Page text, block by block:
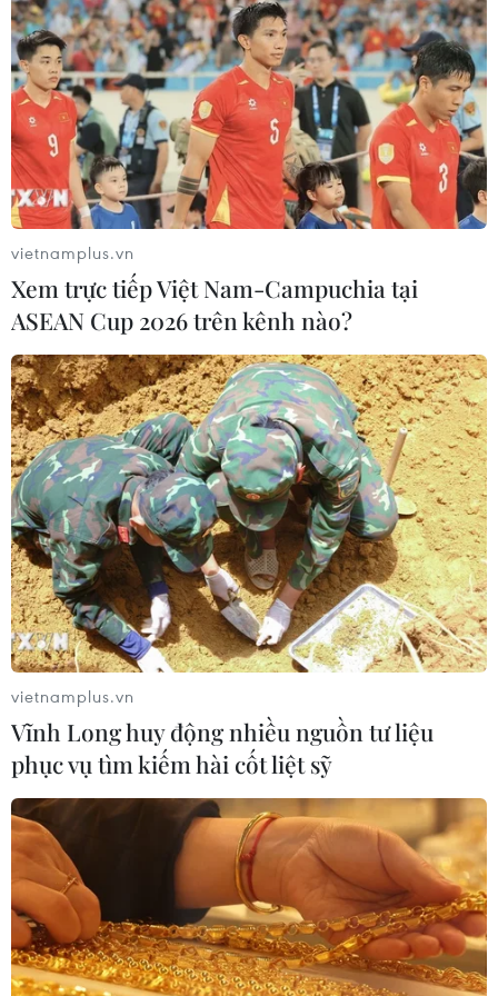
Bình khẳng định "cánh tay nối dài"
hiệu quả
03/08/2026 07:15
Bộ Y tế: Đề xuất quỹ Bảo hiểm y tế
thanh toán chi phí khám chữa bệnh y
học gia đình
03/08/2026 07:04
Siết giám định, kiểm soát chặt chi
phí khám chữa bệnh bảo hiểm y tế
02/08/2026 10:10
Điều trị hiệu quả ca ung thư phổi
mang đồng thời hai đột biến gen
hiếm gặp
02/08/2026 05:58
Giao chỉ tiêu bao phủ bảo hiểm y tế
toàn quốc đạt 100% vào năm 2030
02/08/2026 04:54
Tạo đột phá từ y tế cơ sở đến phát
triển nguồn nhân lực
02/08/2026 03:25
Báo động cận thị học đường khi
nhiều trẻ giảm thị lực từ rất sớm
vietnamplus.vn
Xem trực tiếp Việt Nam-Campuchia tại
ASEAN Cup 2026 trên kênh nào?
vietnamplus.vn
Vĩnh Long huy động nhiều nguồn tư liệu
phục vụ tìm kiếm hài cốt liệt sỹ